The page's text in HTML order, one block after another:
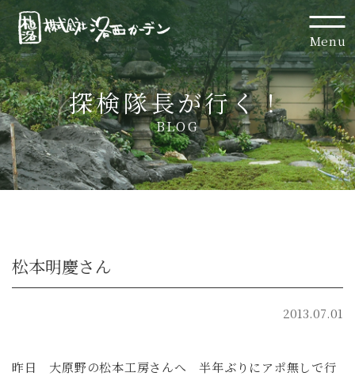
Menu
探検隊長が行く！
BLOG
松本明慶さん
2013.07.01
昨日 大原野の松本工房さんへ 半年ぶりにアポ無しで行